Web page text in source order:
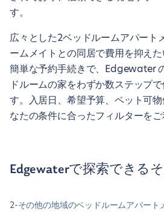
す。
広々とした2ベッドルームアパート
ームメイトとの同居で費用を抑えた
簡単な予約手続きで、Edgewater
ドルームの家をわずか数ステップ
す。入居日、希望予算、ペット可
なたの条件に合ったフィルターをご
Edgewaterで探索できる
2-その他の地域のベッドルームアパート